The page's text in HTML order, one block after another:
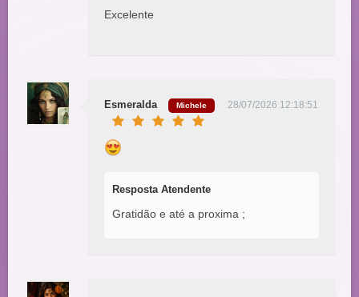
Excelente
Esmeralda Michele 28/07/2026 12:18:51
Resposta Atendente
Gratidão e até a proxima ;